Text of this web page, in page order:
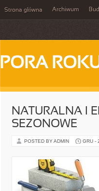
Strona główna Archiwum
PORA
NATURALNA I
SEZONOWE
POSTED BY ADMIN GRU -